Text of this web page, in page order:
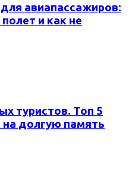
авиапассажиров:
и как не
туристов. Топ 5
долгую память